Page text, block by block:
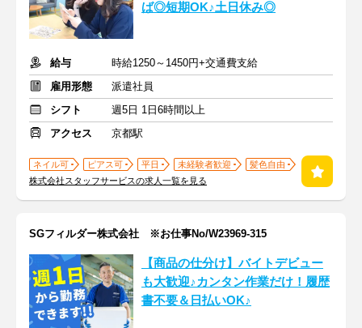
ば◎短期OK♪土日休み◎
給与
時給1250～1450円+交通費支給
雇用形態
派遣社員
シフト
週5日 1日6時間以上
アクセス
京都駅
ネイル可 ピアス可 平日 未経験者歓迎
髪色自由
株式会社スタッフサービスの求人一覧を見る
SGフィルダー株式会社 ※お仕事No/W23969-315
【商品の仕分け】バイトデビュー
も大歓迎♪カンタン作業だけ！履歴
書不要＆日払いOK♪